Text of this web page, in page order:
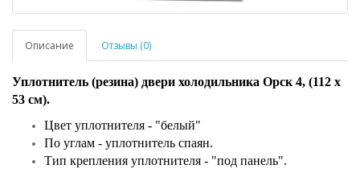
Описание Отзывы (0)
Уплотнитель (резина) двери холодильника Орск 4, (112 x
53 см).
Цвет уплотнителя - "белый"
По углам - уплотнитель спаян.
Тип крепления уплотнителя - "под панель".